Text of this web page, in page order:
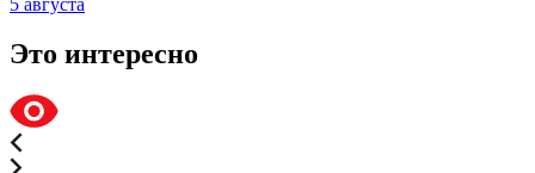
Это интересно